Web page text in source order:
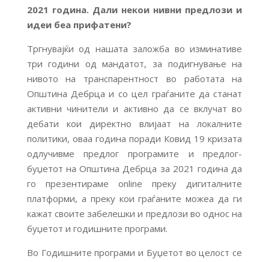
2021 година. Дали некои нивни предлози и
идеи беа прифатени?
Тргнувајќи од нашата заложба во изминативе
три години од мандатот, за подигнување на
нивото на транспарентност во работата на
Општина Дебрца и со цел граѓаните да станат
активни чинители и активно да се вклучат во
дебати кои директно влијаат на локалните
политики, оваа година поради Ковид 19 кризата
одлучивме предлог програмите и предлог-
буџетот на Општина Дебрца за 2021 година да
го презентираме online преку дигиталните
платформи, а преку кои граѓаните можеа да ги
кажат своите забелешки и предлози во однос на
буџетот и годишните програми.
Во Годишните програми и Буџетот во целост се